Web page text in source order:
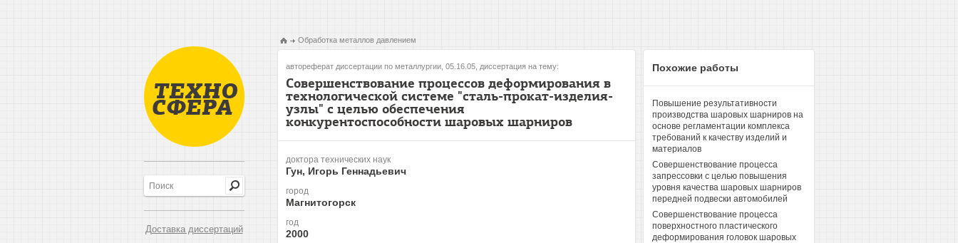
Доставка диссертаций
Обработка металлов давлением
автореферат диссертации по металлургии, 05.16.05, диссертация на тему:
Совершенствование процессов деформирования в
технологической системе "сталь-прокат-изделия-
узлы" с целью обеспечения
конкурентоспособности шаровых шарниров
доктора технических наук
Гун, Игорь Геннадьевич
город
Магнитогорск
год
2000
Похожие работы
Повышение результативности
производства шаровых шарниров на
основе регламентации комплекса
требований к качеству изделий и
материалов
Совершенствование процесса
запрессовки с целью повышения
уровня качества шаровых шарниров
передней подвески автомобилей
Совершенствование процесса
поверхностного пластического
деформирования головок шаровых